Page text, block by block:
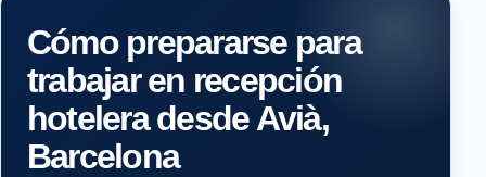
Cómo prepararse para
trabajar en recepción
hotelera desde Avià,
Barcelona